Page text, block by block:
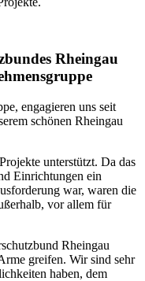
Rheingau
engagieren uns seit
schönen Rheingau
unterstützt. Da das
Einrichtungen ein
war, waren die
vor allem für
Rheingau
greifen. Wir sind sehr
haben, dem